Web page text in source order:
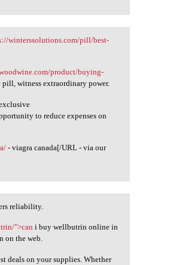
winterssolutions.com/pill/best-
product/buying-
pill, witness extraordinary power.
to reduce expenses on
- viagra canada[/URL - via our
reliability.
">can i buy wellbutrin online in
on the web.
deals on your supplies. Whether